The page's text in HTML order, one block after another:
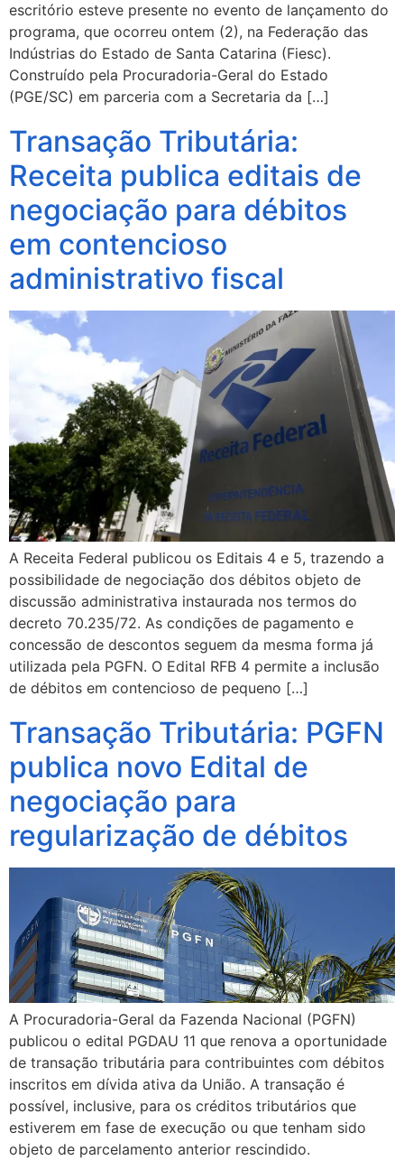
escritório esteve presente no evento de lançamento do
programa, que ocorreu ontem (2), na Federação das
Indústrias do Estado de Santa Catarina (Fiesc).
Construído pela Procuradoria-Geral do Estado
(PGE/SC) em parceria com a Secretaria da […]
Transação Tributária:
Receita publica editais de
negociação para débitos
em contencioso
administrativo fiscal
A Receita Federal publicou os Editais 4 e 5, trazendo a
possibilidade de negociação dos débitos objeto de
discussão administrativa instaurada nos termos do
decreto 70.235/72. As condições de pagamento e
concessão de descontos seguem da mesma forma já
utilizada pela PGFN. O Edital RFB 4 permite a inclusão
de débitos em contencioso de pequeno […]
Transação Tributária: PGFN
publica novo Edital de
negociação para
regularização de débitos
A Procuradoria-Geral da Fazenda Nacional (PGFN)
publicou o edital PGDAU 11 que renova a oportunidade
de transação tributária para contribuintes com débitos
inscritos em dívida ativa da União. A transação é
possível, inclusive, para os créditos tributários que
estiverem em fase de execução ou que tenham sido
objeto de parcelamento anterior rescindido.